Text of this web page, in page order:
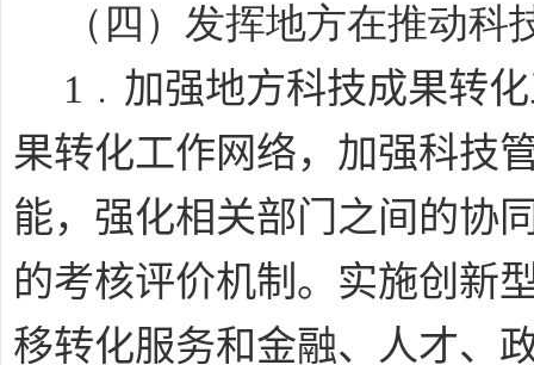
（四）发挥地方在推动
1 ﹒ 加强地方科技成果转
果转化工作网络，加强科技
能，强化相关部门之间的协
的考核评价机制。实施创新
移转化服务和金融、人才、